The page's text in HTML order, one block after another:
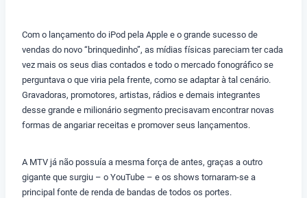
Com o lançamento do iPod pela Apple e o grande sucesso de
vendas do novo “brinquedinho”, as mídias físicas pareciam ter cada
vez mais os seus dias contados e todo o mercado fonográfico se
perguntava o que viria pela frente, como se adaptar à tal cenário.
Gravadoras, promotores, artistas, rádios e demais integrantes
desse grande e milionário segmento precisavam encontrar novas
formas de angariar receitas e promover seus lançamentos.
A MTV já não possuía a mesma força de antes, graças a outro
gigante que surgiu – o YouTube – e os shows tornaram-se a
principal fonte de renda de bandas de todos os portes.